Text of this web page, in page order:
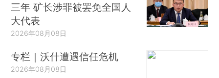
三年 矿长涉罪被罢免全国人
大代表
2026年08月08日
专栏｜沃什遭遇信任危机
2026年08月08日